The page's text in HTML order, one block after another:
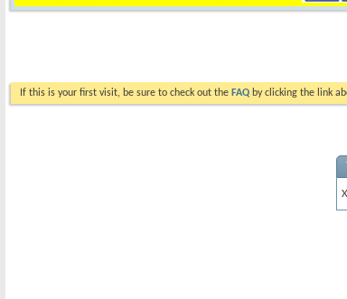
If this is your first visit, be sure to check out the FAQ by clicking the link